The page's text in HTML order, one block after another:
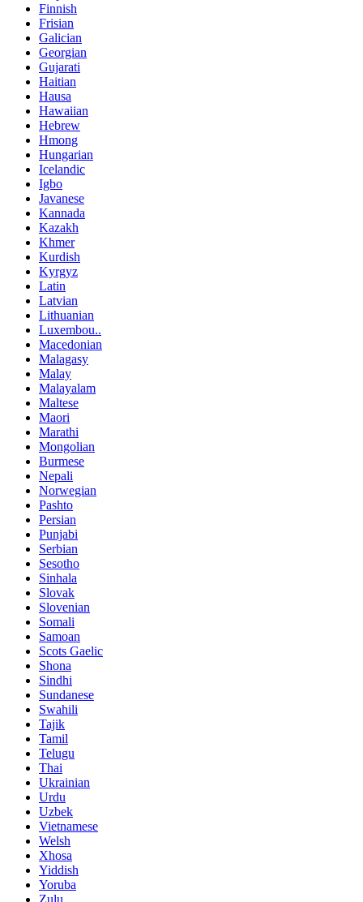
Finnish
Frisian
Galician
Georgian
Gujarati
Haitian
Hausa
Hawaiian
Hebrew
Hmong
Hungarian
Icelandic
Igbo
Javanese
Kannada
Kazakh
Khmer
Kurdish
Kyrgyz
Latin
Latvian
Lithuanian
Luxembou..
Macedonian
Malagasy
Malay
Malayalam
Maltese
Maori
Marathi
Mongolian
Burmese
Nepali
Norwegian
Pashto
Persian
Punjabi
Serbian
Sesotho
Sinhala
Slovak
Slovenian
Somali
Samoan
Scots Gaelic
Shona
Sindhi
Sundanese
Swahili
Tajik
Tamil
Telugu
Thai
Ukrainian
Urdu
Uzbek
Vietnamese
Welsh
Xhosa
Yiddish
Yoruba